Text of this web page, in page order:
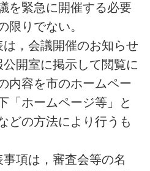
を緊急に開催する必要
限りでない。
，会議開催のお知らせ
公開室に掲示して閲覧に
内容を市のホームペー
「ホームページ等」と
どの方法により行うも
項は，審査会等の名